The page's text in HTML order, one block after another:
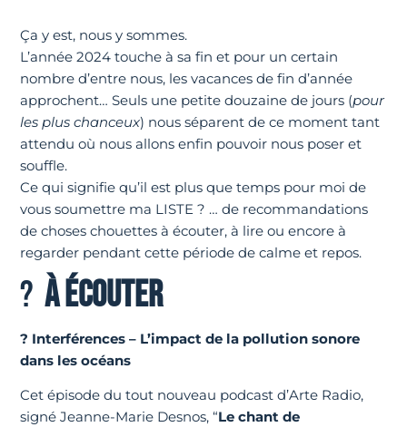
Ça y est, nous y sommes.
L’année 2024 touche à sa fin et pour un certain
nombre d’entre nous, les vacances de fin d’année
approchent… Seuls une petite douzaine de jours (pour
les plus chanceux) nous séparent de ce moment tant
attendu où nous allons enfin pouvoir nous poser et
souffle.
Ce qui signifie qu’il est plus que temps pour moi de
vous soumettre ma LISTE ? … de recommandations
de choses chouettes à écouter, à lire ou encore à
regarder pendant cette période de calme et repos.
?À ÉCOUTER
? Interférences – L’impact de la pollution sonore
dans les océans
Cet épisode du tout nouveau podcast d’Arte Radio,
signé Jeanne-Marie Desnos, “Le chant de